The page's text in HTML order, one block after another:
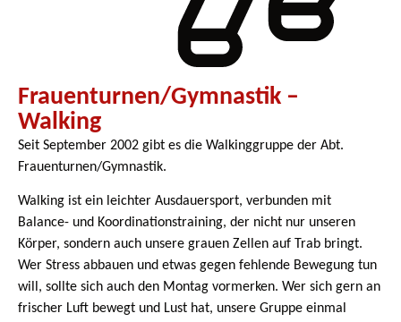
Frauenturnen/Gymnastik –
Walking
Seit September 2002 gibt es die Walkinggruppe der Abt.
Frauenturnen/Gymnastik.
Walking ist ein leichter Ausdauersport, verbunden mit
Balance- und Koordinationstraining, der nicht nur unseren
Körper, sondern auch unsere grauen Zellen auf Trab bringt.
Wer Stress abbauen und etwas gegen fehlende Bewegung tun
will, sollte sich auch den Montag vormerken. Wer sich gern an
frischer Luft bewegt und Lust hat, unsere Gruppe einmal